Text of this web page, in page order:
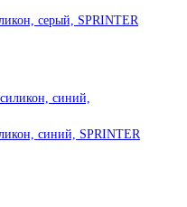
серый, SPRINTER
синий, SPRINTER